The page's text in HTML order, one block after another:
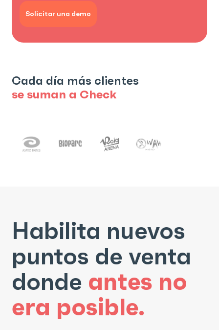
Solicitar una demo
Cada día más clientes
se suman a Check
Habilita nuevos
puntos de venta
donde antes no
era posible.